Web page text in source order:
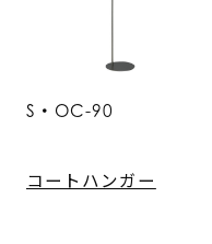
S・OC-90
コートハンガー